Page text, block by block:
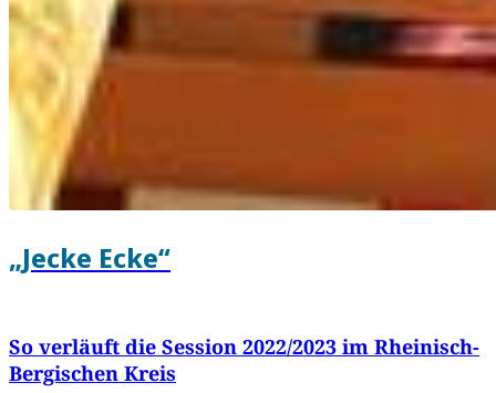
„Jecke Ecke“
So verläuft die Session 2022/2023 im Rheinisch-
Bergischen Kreis